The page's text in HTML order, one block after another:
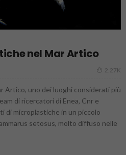
nel Mar Artico
2.27K
Artico, uno dei luoghi considerati più
di ricercatori di Enea, Cnr e
di microplastiche in un piccolo
setosus, molto diffuso nelle